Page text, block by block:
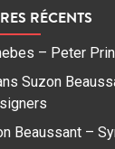
RÉCENTS
– Peter
Suzon
Beaussant –